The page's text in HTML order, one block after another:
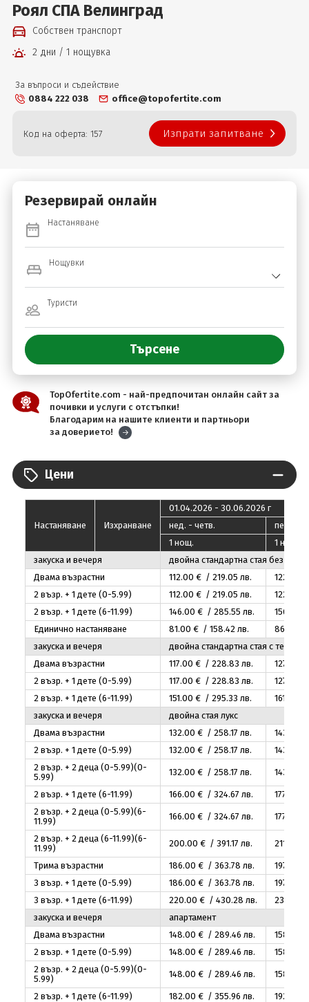
Роял СПА Велинград
Собствен транспорт
2 дни / 1 нощувка
За въпроси и съдействие
0884 222 038
office@topofertite.com
Код на оферта: 157 Изпрати запитване
Резервирай онлайн
Настаняване
Нощувки
Туристи
TopOfertite.com - най-предпочитан онлайн сайт за
почивки и услуги с отстъпки!
Благодарим на нашите клиенти и партньори
за доверието!
Цени
Настаняване Изхранване
01.04.2026 - 30.06.2026 г
нед. - четв.
пeт. -
1 нощ.
1 нощ.
закуска и вечеря
двойна стандартна стая без
Двама възрастни
112.00 € / 219.05 лв. 122
2 възр. + 1 дете (0-5.99)
112.00 € / 219.05 лв. 122
2 възр. + 1 дете (6-11.99)
146.00 € / 285.55 лв. 156
Единично настаняване
81.00 € / 158.42лв. 86
закуска и вечеря
двойна стандартна стая с тераса
Двама възрастни
117.00 € / 228.83 лв. 127
2 възр. + 1 дете (0-5.99)
117.00 € / 228.83 лв. 127
2 възр. + 1 дете (6-11.99)
151.00 € / 295.33 лв. 161
закуска и вечеря
двойна стая лукс
Двама възрастни
132.00 € / 258.17 лв. 143
2 възр. + 1 дете (0-5.99)
132.00 € / 258.17 лв. 143
2 възр. + 2 деца (0-5.99)(0-
5.99)
132.00 € / 258.17 лв. 143
2 възр. + 1 дете (6-11.99) 166.00 € / 324.67 лв. 177
2 възр. + 2 деца (0-5.99)(6-
11.99)
166.00 € / 324.67 лв. 177
2 възр. + 2 деца (6-11.99)(6-
11.99)
200.00 € / 391.17 лв. 211
Трима възрастни 186.00 € / 363.78 лв. 197
3 възр. + 1 дете (0-5.99)
186.00 € / 363.78 лв. 197
3 възр. + 1 дете (6-11.99)
220.00 € / 430.28 лв. 231
закуска и вечеря
апартамент
Двама възрастни
148.00 € / 289.46 лв. 158
2 възр. + 1 дете (0-5.99)
148.00 € / 289.46 лв. 158
2 възр. + 2 деца (0-5.99)(0-
5.99)
148.00 € / 289.46 лв. 158
2 възр. + 1 дете (6-11.99) 182.00 € / 355.96 лв. 192